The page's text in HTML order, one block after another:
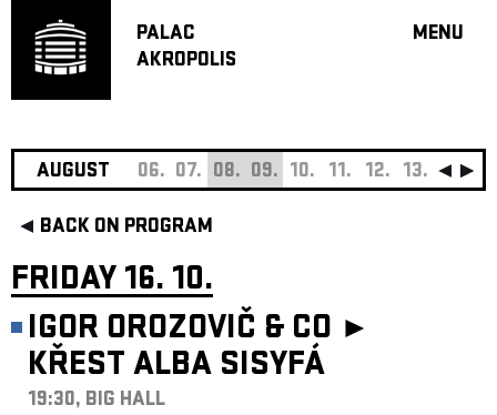
PALAC
AKROPOLIS
MENU
JAZZ
AUGUST 06. 07. 08. 09. 10. 11. 12. 13. 14.
BACK ON PROGRAM
FRIDAY 16. 10.
IGOR OROZOVIČ & CO ►
KŘEST ALBA SISYFÁ
19:30, BIG HALL